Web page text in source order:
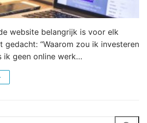
website belangrijk is voor elk
gedacht: “Waarom zou ik investeren
ik geen online werk…